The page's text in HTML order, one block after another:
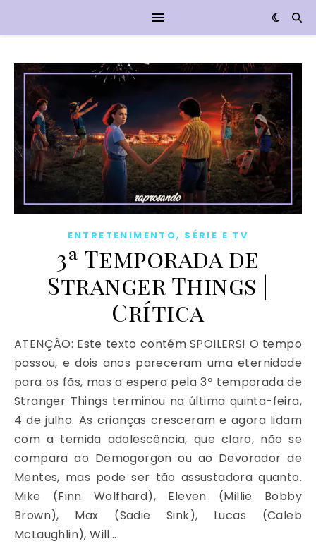
ENTRETENIMENTO, SÉRIE E TV
3ª Temporada de
Stranger Things |
Crítica
ATENÇÃO: Este texto contém SPOILERS! O tempo
passou, e dois anos pareceram uma eternidade
para os fãs, mas a espera pela 3ª temporada de
Stranger Things terminou na última quinta-feira,
4 de julho. As crianças cresceram e agora lidam
com a temida adolescência, que claro, não se
compara ao Demogorgon ou ao Devorador de
Mentes, mas pode ser tão assustadora quanto.
Mike (Finn Wolfhard), Eleven (Millie Bobby
Brown), Max (Sadie Sink), Lucas (Caleb
McLaughlin), Will…